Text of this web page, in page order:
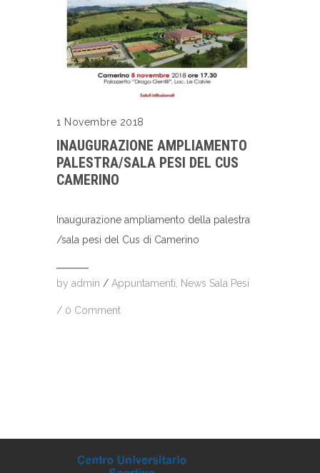
1 Novembre 2018
INAUGURAZIONE AMPLIAMENTO
PALESTRA/SALA PESI DEL CUS
CAMERINO
Inaugurazione ampliamento della palestra
/sala pesi del Cus di Camerino
by admin / Appuntamenti, News Sala Pesi
/ 0 Comment